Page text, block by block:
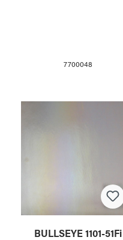
7700048
BULLSEYE 1101-51Fi